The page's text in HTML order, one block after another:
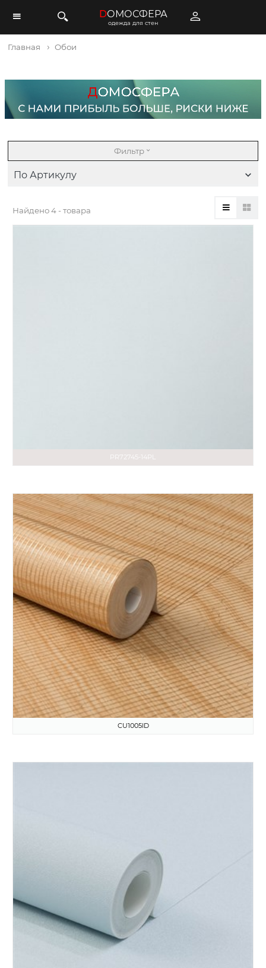
DОМОСФЕРА
одежда для стен
Главная Обои
Фильтр
По Артикулу
Найдено4 - товара
PR72745-14PL
CU1005ID